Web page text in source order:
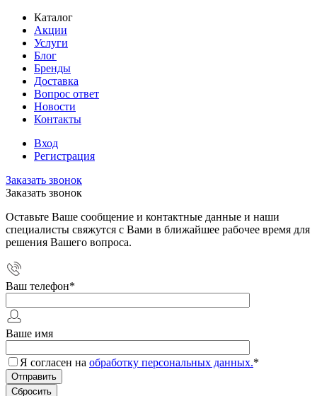
Каталог
Акции
Услуги
Блог
Бренды
Доставка
Вопрос ответ
Новости
Контакты
Вход
Регистрация
Заказать звонок
Заказать звонок
Оставьте Ваше сообщение и контактные данные и наши
специалисты свяжутся с Вами в ближайшее рабочее время для
решения Вашего вопроса.
Ваш телефон*
Ваше имя
Я согласен на обработку персональных данных.*